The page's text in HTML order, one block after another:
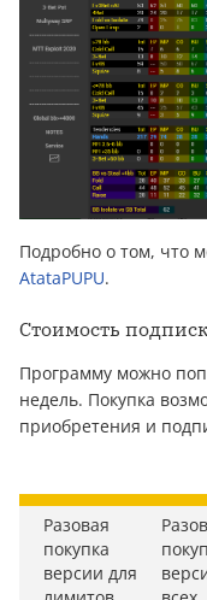
Подробно о том, что
AtataPUPU.
Стоимость
Программу можно
недель. Покупка
приобретения и
Разовая
покупка
версии для